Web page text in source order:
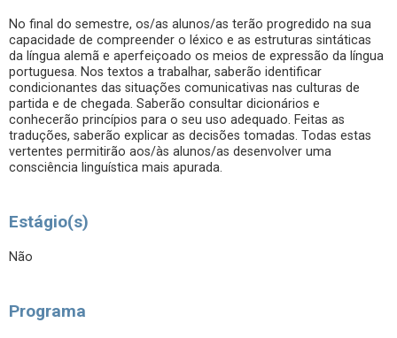
No final do semestre, os/as alunos/as terão progredido na sua
capacidade de compreender o léxico e as estruturas sintáticas
da língua alemã e aperfeiçoado os meios de expressão da língua
portuguesa. Nos textos a trabalhar, saberão identificar
condicionantes das situações comunicativas nas culturas de
partida e de chegada. Saberão consultar dicionários e
conhecerão princípios para o seu uso adequado. Feitas as
traduções, saberão explicar as decisões tomadas. Todas estas
vertentes permitirão aos/às alunos/as desenvolver uma
consciência linguística mais apurada.
Estágio(s)
Não
Programa